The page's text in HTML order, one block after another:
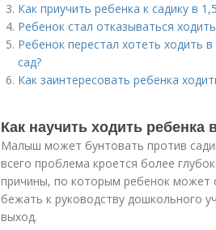
Как приучить ребенка к садику в
Ребенок стал отказываться
Ребенок перестал хотеть ходить
сад?
Как заинтересовать ребенка
Как научить ходить
Малыш может бунтовать против
всего проблема кроется более
причины, по которым ребенок может
бежать к руководству дошкольного
выход.